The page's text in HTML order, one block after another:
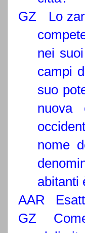
GZ Lo zar
nei
campi
suo
nuova
nome
abitanti
AAR
GZ Come